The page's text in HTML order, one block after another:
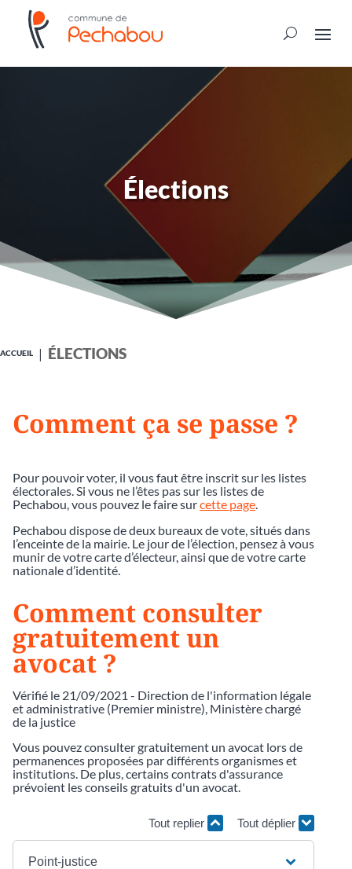
Élections
ACCUEIL ÉLECTIONS
Comment ça se passe ?
Pour pouvoir voter, il vous faut être inscrit sur les listes
électorales. Si vous ne l’êtes pas sur les listes de
Pechabou, vous pouvez le faire surcette page
Pechabou dispose de deux bureaux de vote, situés dans
l’enceinte de la mairie. Le jour de l’élection, pensez à vous
munir de votre carte d’électeur, ainsi que de votre carte
nationale d’identité.
Comment consulter
gratuitement un
avocat ?
Vérifié le 21/09/2021 - Direction de l'information légale
et administrative (Premier ministre), Ministère chargé
de la justice
Vous pouvez consulter gratuitement un avocat lors de
permanences proposées par différents organismes et
institutions. De plus, certains contrats d'assurance
prévoient les conseils gratuits d'un avocat.
Tout replier Tout déplier
Point-justice